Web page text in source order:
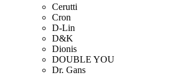
Cerutti
Cron
D-Lin
D&K
Dionis
DOUBLE YOU
Dr. Gans